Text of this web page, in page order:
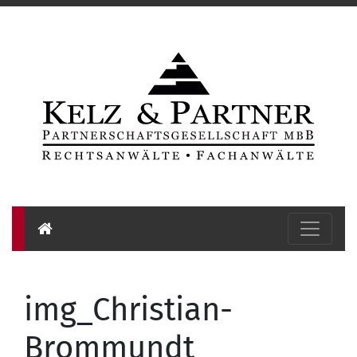
img_Christian-
Brommundt